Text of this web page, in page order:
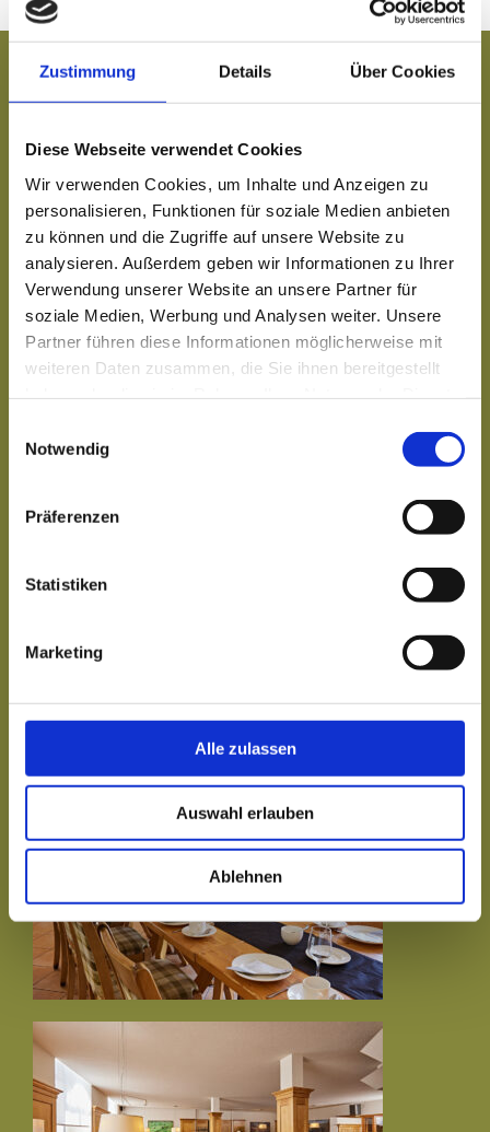
Zustimmung Details Über Cookies
Diese Webseite verwendet Cookies
Wir verwenden Cookies, um Inhalte und Anzeigen zu
personalisieren, Funktionen für soziale Medien anbieten
zu können und die Zugriffe auf unsere Website zu
analysieren. Außerdem geben wir Informationen zu Ihrer
Verwendung unserer Website an unsere Partner für
soziale Medien, Werbung und Analysen weiter. Unsere
Partner führen diese Informationen möglicherweise mit
weiteren Daten zusammen, die Sie ihnen bereitgestellt
Notwendig
Präferenzen
Statistiken
Marketing
Alle zulassen
Auswahl erlauben
Ablehnen
Räume des
Goldenen Sterns